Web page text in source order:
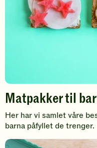
Matpakker til
Her har vi samlet våre
barna påfyllet de trenger.